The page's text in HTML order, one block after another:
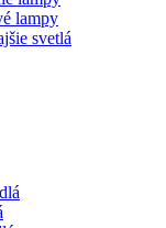
lampy
svetlá